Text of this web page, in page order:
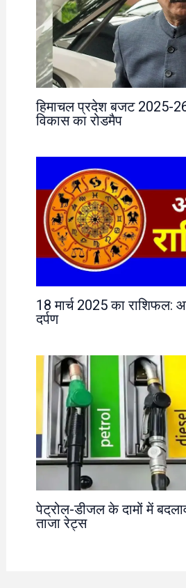
हिमाचल प्रदेश बजट 2025-
विकास का रोडमैप
18 मार्च 2025 का राशिफल:
दर्पण
पेट्रोल-डीजल के दामों में
ताजा रेट्स